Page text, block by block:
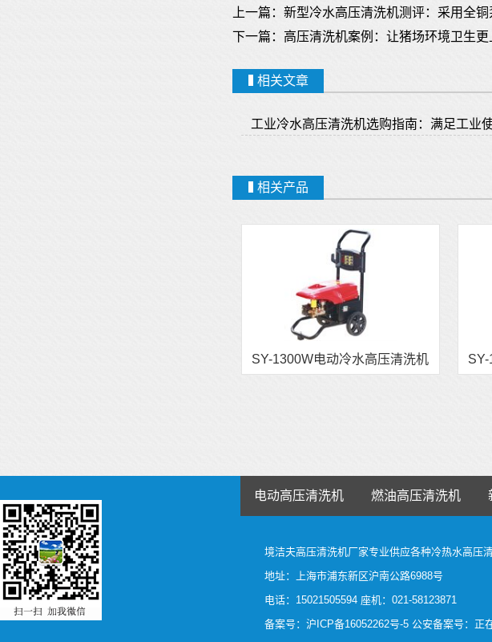
上一篇： 新型冷水高压清洗机测评：采用全
下一篇： 高压清洗机案例：让猪场环境卫生更
相关文章
工业冷水高压清洗机选购指南：满足工业
相关产品
SY-1300W电动冷水高压清洗机
电动高压清洗机 燃油高压清洗机
境洁夫高压清洗机厂家专业供应各种冷热水高压
地址：上海市浦东新区沪南公路6988号
电话：15021505594 座机：021-58123871
备案号： 沪ICP备16052262号-5 公安备案号：正